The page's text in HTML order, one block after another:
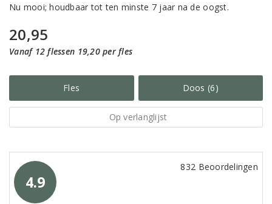
Nu mooi; houdbaar tot ten minste 7 jaar na de oogst.
20,95
Vanaf 12 flessen 19,20 per fles
Fles Doos (6)
Op verlanglijst
4.9
832 Beoordelingen